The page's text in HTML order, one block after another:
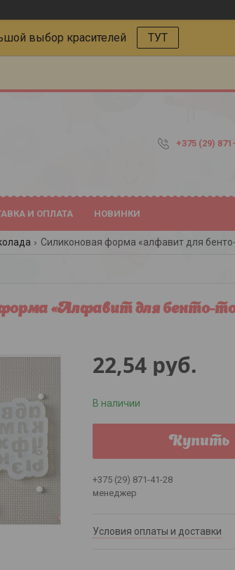
выбор красителей ТУТ
+375 (29)
И ОПЛАТА НОВИНКИ
Силиконовая форма «алфавит для
«Алфавит для бенто-
22,54 руб.
В наличии
Купить
+375 (29) 871-41-28
менеджер
Условия оплаты и доставки